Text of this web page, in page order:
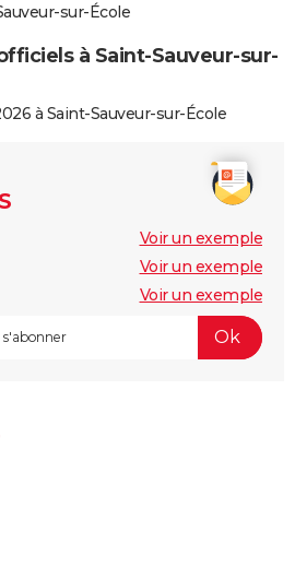
sur-École
à Saint-Sauveur-sur-
à Saint-Sauveur-sur-École
Voir un exemple
Voir un exemple
Voir un exemple